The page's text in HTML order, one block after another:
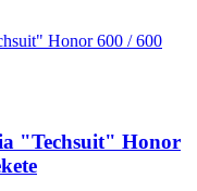
"Techsuit" Honor